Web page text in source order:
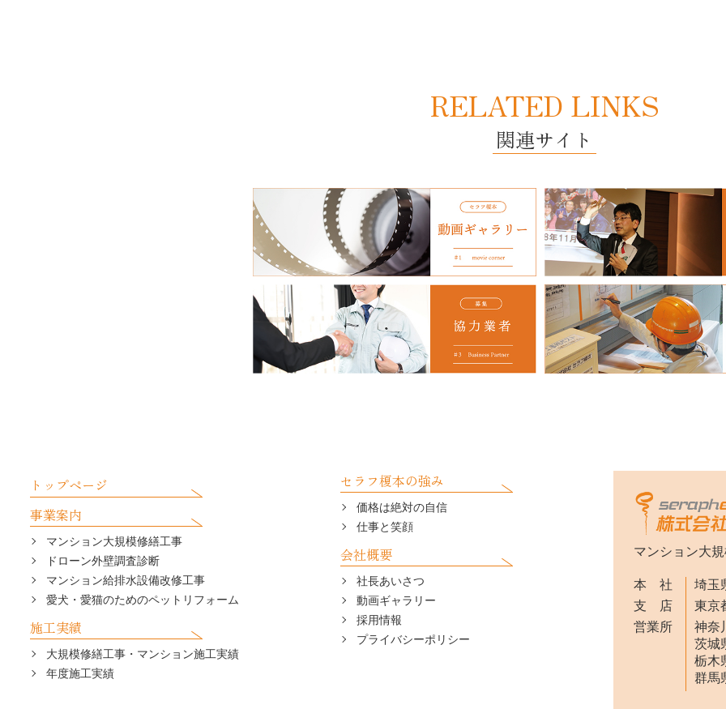
RELATED LINKS
関連サイト
トップページ
事業案内
マンション大規模修繕工事
ドローン外壁調査診断
マンション給排水設備改修工事
愛犬・愛猫のためのペットリフォーム
施工実績
大規模修繕工事・マンション施工実績
年度施工実績
セラフ榎本の強み
価格は絶対の自信
仕事と笑顔
会社概要
社長あいさつ
動画ギャラリー
採用情報
プライバシーポリシー
マンション大
本 社
埼玉
支 店
東京
営業所
神奈
茨城
栃木
群馬